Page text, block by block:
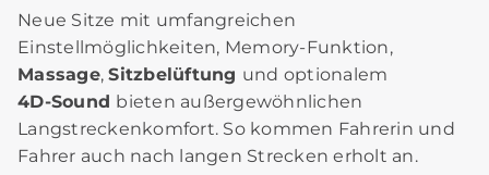
Neue Sitze mit umfangreichen
Einstellmöglichkeiten, Memory‑Funktion,
Massage,Sitzbelüftung und optionalem
4D‑Sound bieten außergewöhnlichen
Langstreckenkomfort. So kommen Fahrerin und
Fahrer auch nach langen Strecken erholt an.